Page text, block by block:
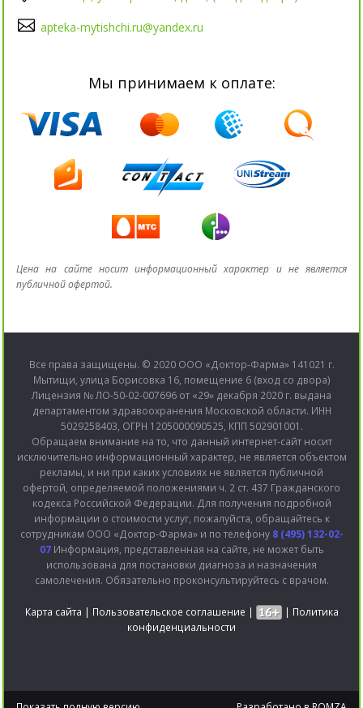
apteka-mytishchi.ru@yandex.ru
Мы принимаем к оплате:
Цена на сайте носит информационный характер и не является
публичной офертой.
Все права защищены. © 2020 ООО «Доктор-Фарма» 141021 г.
Мытищи, улица Борисовка 16, помещение 6 (вход со двора)
Лицензия № ЛО-50-02-007696 от «29» декабря 2020 г. выдана
департаментом здравоохранения Московской области. ИНН
5029258403, ОГРН 1205000090525, КПП 502901001.
Обращаем внимание на то, что данный интернет-сайт носит
исключительно информационный характер, не является объектом
рекламы, и ни при каких условиях не является публичной
офертой, определяемой положениями ч. 2 ст. 437 Гражданского
кодекса Российской Федерации. Для получения подробной
информации о стоимости услуг, пожалуйста, обращайтесь к
сотрудникам ООО «Доктор-Фарма» и по телефону 8 (495) 132-02-
07Информация, представленная на сайте, не может быть
использована для постановки диагноза и назначения
самолечения. Обязательно проконсультируйтесь с врачом.
Карта сайта | Пользовательское соглашение | | Политика
конфиденциальности